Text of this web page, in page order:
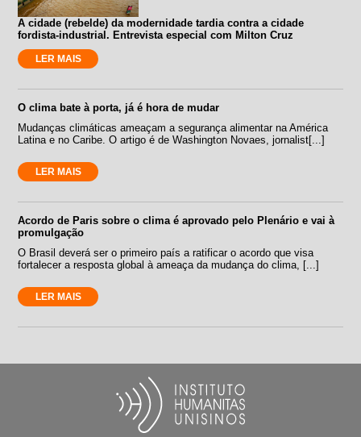
A cidade (rebelde) da modernidade tardia contra a cidade
fordista-industrial. Entrevista especial com Milton Cruz
LER MAIS
O clima bate à porta, já é hora de mudar
Mudanças climáticas ameaçam a segurança alimentar na América
Latina e no Caribe. O artigo é de Washington Novaes, jornalist[...]
LER MAIS
Acordo de Paris sobre o clima é aprovado pelo Plenário e vai à
promulgação
O Brasil deverá ser o primeiro país a ratificar o acordo que visa
fortalecer a resposta global à ameaça da mudança do clima, [...]
LER MAIS